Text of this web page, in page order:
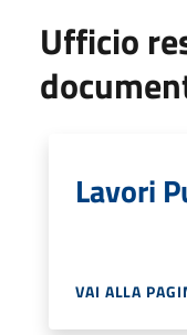
Ufficio
Lavori
VAI ALLA